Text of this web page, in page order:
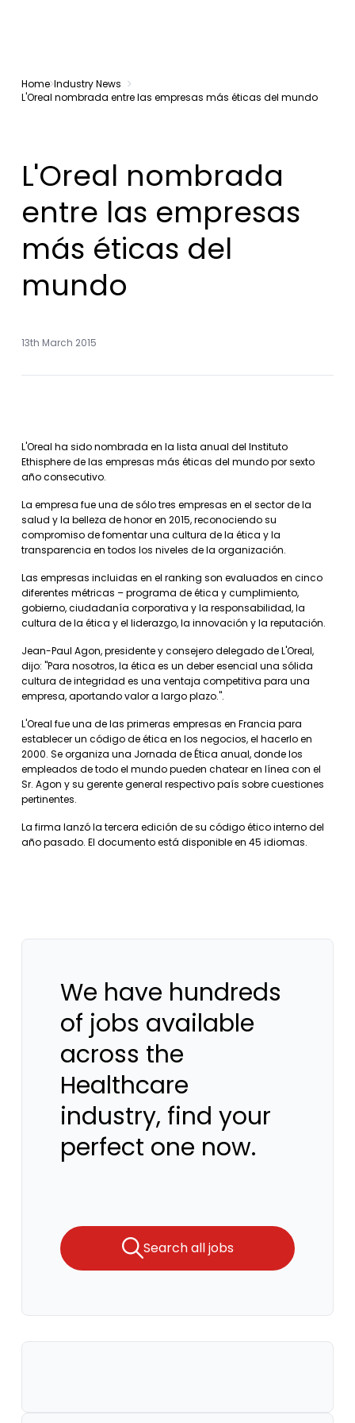
Home Industry News
L'Oreal nombrada entre las empresas más éticas del mundo
L'Oreal nombrada
entre las empresas
más éticas del
mundo
13th March 2015
L'Oreal ha sido nombrada en la lista anual del Instituto
Ethisphere de las empresas más éticas del mundo por sexto
año consecutivo.
La empresa fue una de sólo tres empresas en el sector de la
salud y la belleza de honor en 2015, reconociendo su
compromiso de fomentar una cultura de la ética y la
transparencia en todos los niveles de la organización.
Las empresas incluidas en el ranking son evaluados en cinco
diferentes métricas – programa de ética y cumplimiento,
gobierno, ciudadanía corporativa y la responsabilidad, la
cultura de la ética y el liderazgo, la innovación y la reputación.
Jean-Paul Agon, presidente y consejero delegado de L'Oreal,
dijo: "Para nosotros, la ética es un deber esencial una sólida
cultura de integridad es una ventaja competitiva para una
empresa, aportando valor a largo plazo.".
L'Oreal fue una de las primeras empresas en Francia para
establecer un código de ética en los negocios, el hacerlo en
2000. Se organiza una Jornada de Ética anual, donde los
empleados de todo el mundo pueden chatear en línea con el
Sr. Agon y su gerente general respectivo país sobre cuestiones
pertinentes.
La firma lanzó la tercera edición de su código ético interno del
año pasado. El documento está disponible en 45 idiomas.
We have hundreds
of jobs available
across the
Healthcare
industry, find your
perfect one now.
Search all jobs